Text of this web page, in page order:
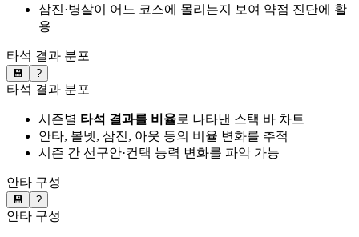
삼진·병살이 어느 코스에 몰리는지 보여 약점 진단에 활
용
타석 결과 분포
💾 ?
타석 결과 분포
시즌별 타석 결과를 비율로 나타낸 스택 바 차트
안타, 볼넷, 삼진, 아웃 등의 비율 변화를 추적
시즌 간 선구안·컨택 능력 변화를 파악 가능
안타 구성
💾 ?
안타 구성